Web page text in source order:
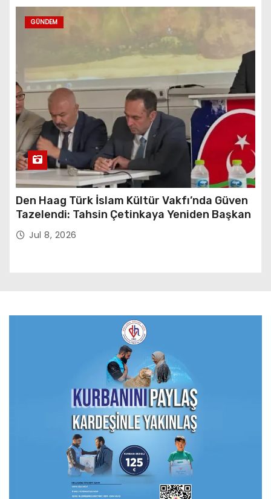
GÜNDEM
Den Haag Türk İslam Kültür Vakfı’nda Güven
Tazelendi: Tahsin Çetinkaya Yeniden Başkan
Jul 8, 2026